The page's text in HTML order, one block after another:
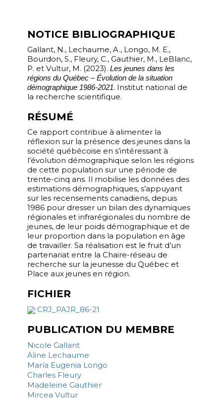
NOTICE BIBLIOGRAPHIQUE
Gallant, N., Lechaume, A., Longo, M. E.,
Bourdon, S., Fleury, C., Gauthier, M., LeBlanc,
P. et Vultur, M. (2023). Les jeunes dans les
régions du Québec – Évolution de la situation
démographique 1986-2021. Institut national de
la recherche scientifique.
RÉSUMÉ
Ce rapport contribue à alimenter la
réflexion sur la présence des jeunes dans la
société québécoise en s’intéressant à
l’évolution démographique selon les régions
de cette population sur une période de
trente-cinq ans. Il mobilise les données des
estimations démographiques, s’appuyant
sur les recensements canadiens, depuis
1986 pour dresser un bilan des dynamiques
régionales et infrarégionales du nombre de
jeunes, de leur poids démographique et de
leur proportion dans la population en âge
de travailler. Sa réalisation est le fruit d’un
partenariat entre la Chaire-réseau de
recherche sur la jeunesse du Québec et
Place aux jeunes en région.
FICHIER
CRJ_PAJR_86-21
PUBLICATION DU MEMBRE
Nicole Gallant
Aline Lechaume
María Eugenia Longo
Charles Fleury
Madeleine Gauthier
Mircea Vultur